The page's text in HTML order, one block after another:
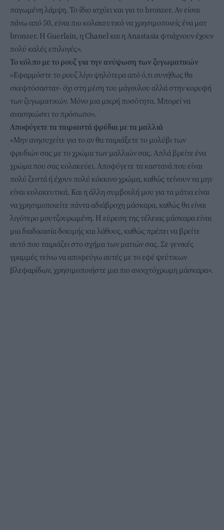
παγωμένη λάμψη. Το ίδιο ισχύει και για το bronzer. Αν είσαι
πάνω από 50, είναι πιο κολακευτικό να χρησιμοποιείς ένα ματ
bronzer. Η Guerlain, η Chanel και η Anastasia φτιάχνουν έχουν
πολύ καλές επιλογές».
Το κόλπο με το ρουζ για την ανύψωση των ζυγωματικών
«Εφαρμόστε το ρουζ λίγο ψηλότερα από ό,τι συνήθως θα
σκεφτόσασταν- όχι στη μέση του μάγουλου αλλά στην κορυφή
των ζυγωματικών. Μόνο μια μικρή ποσότητα. Μπορεί να
ανασηκώσει το πρόσωπο».
Αποφύγετε τα ταιριαστά φρύδια με τα μαλλιά
«Μην ανησυχείτε για το αν θα ταιριάξετε το μολύβι των
φρυδιών σας με το χρώμα των μαλλιών σας. Απλά βρείτε ένα
χρώμα που σας κολακεύει. Αποφύγετε τα καστανά που είναι
πολύ ζεστά ή έχουν πολύ κόκκινο χρώμα, καθώς τείνουν να μην
είναι κολακευτικά. Και η άλλη συμβουλή μου για τα μάτια είναι
να χρησιμοποιείτε πάντα αδιάβροχη μάσκαρα, καθώς θα είναι
λιγότερο μουτζουρωμένη. Η εύρεση της τέλειας μάσκαρα είναι
μια διαδικασία δοκιμής και λάθους, καθώς πρέπει να βρείτε
αυτό που ταιριάζει στο σχήμα των ματιών σας. Σε γενικές
γραμμές τείνω να αποφεύγω αυτές με το εφέ ψεύτικων
βλεφαρίδων, χρησιμοποιήστε μια πιο ανοιχτόχρωμη μάσκαρα».